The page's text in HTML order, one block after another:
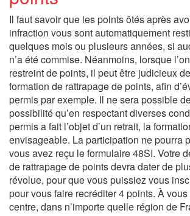
Il faut savoir que les points ôtés après
infraction vous sont automatiquement
quelques mois ou plusieurs années, si
n’a été commise. Néanmoins, lorsque
restreint de points, il peut être judicieux
formation de rattrapage de points, afin
permis par exemple. Il ne sera possible
possibilité qu’en respectant diverses
permis a fait l’objet d’un retrait, la
envisageable. La participation ne pourra
vous avez reçu le formulaire 48SI. Votre
de rattrapage de points devra dater de
révolue, pour que vous puissiez vous
pour vous faire recréditer 4 points. À
centre, dans n’importe quelle région de